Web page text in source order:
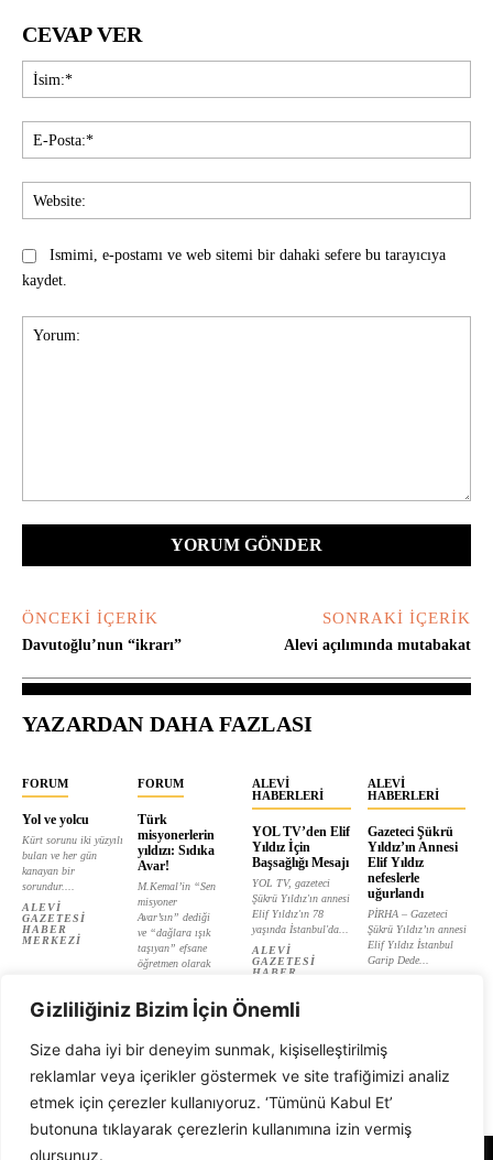
Gizliliğiniz Bizim İçin Önemli
Size daha iyi bir deneyim sunmak, kişiselleştirilmiş
reklamlar veya içerikler göstermek ve site trafiğimizi analiz
etmek için çerezler kullanıyoruz. ‘Tümünü Kabul Et’
butonuna tıklayarak çerezlerin kullanımına izin vermiş
olursunuz.
CEVAP VER
Ismimi, e-postamı ve web sitemi bir dahaki sefere bu tarayıcıya
kaydet.
ÖNCEKI İÇERIK
Davutoğlu’nun “ikrarı”
SONRAKI İÇERIK
Alevi açılımında mutabakat
YAZARDAN DAHA FAZLASI
FORUM
Yol ve yolcu
Kürt sorunu iki yüzyılı
bulan ve her gün
kanayan bir
sorundur....
ALEVI
GAZETESI
HABER
MERKEZI
FORUM
Türk
misyonerlerin
yıldızı: Sıdıka
Avar!
M.Kemal’in “Sen
misyoner
Avar’sın” dediği
ve “dağlara ışık
taşıyan” efsane
öğretmen olarak
ALEVI
GAZETESI
ALEVI
HABERLERI
YOL TV’den Elif
Yıldız İçin
Başsağlığı Mesajı
YOL TV, gazeteci
Şükrü Yıldız'ın annesi
Elif Yıldız'ın 78
yaşında İstanbul'da...
ALEVI
GAZETESI
HABER
ALEVI
HABERLERI
Gazeteci Şükrü
Yıldız’ın Annesi
Elif Yıldız
nefeslerle
uğurlandı
PİRHA – Gazeteci
Şükrü Yıldız’ın annesi
Elif Yıldız İstanbul
Garip Dede...